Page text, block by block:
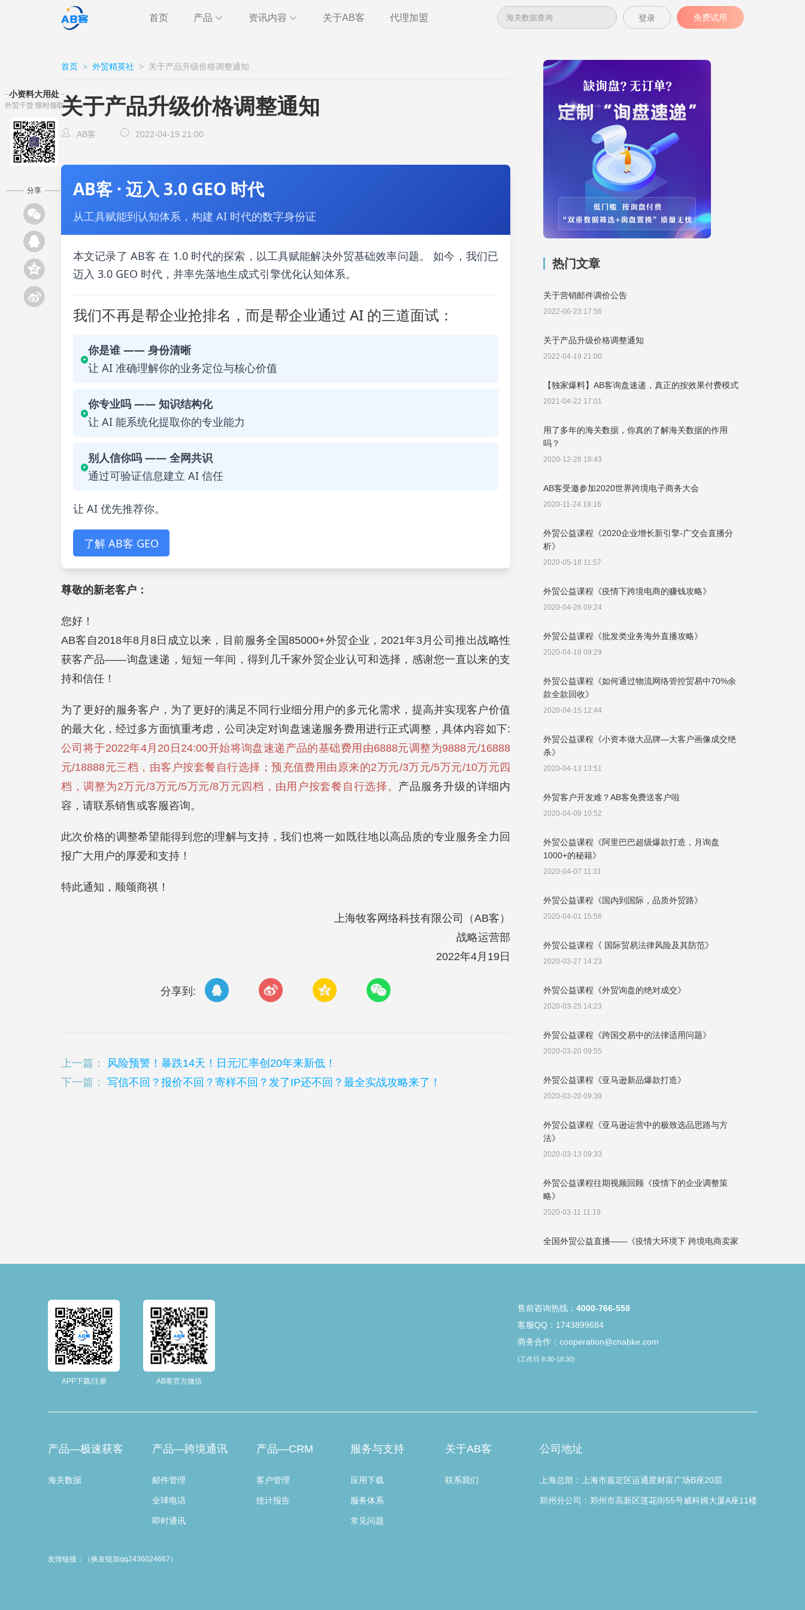
首页 产品 资讯内容 关于AB客 代理加盟 免费试用
登录
首页 > 外贸精英社 > 关于产品升级价格调整通知
关于产品升级价格调整通知
AB客 2022-04-19 21:00
AB客 · 迈入 3.0 GEO 时代
从工具赋能到认知体系，构建 AI 时代的数字身份证
本文记录了 AB客 在 1.0 时代的探索，以工具赋能解决外贸基础效率问题。 如今，我们已
迈入 3.0 GEO 时代，并率先落地生成式引擎优化认知体系。
我们不再是帮企业抢排名，而是帮企业通过 AI 的三道面试：
你是谁 —— 身份清晰
让 AI 准确理解你的业务定位与核心价值
你专业吗 —— 知识结构化
让 AI 能系统化提取你的专业能力
别人信你吗 —— 全网共识
通过可验证信息建立 AI 信任
让 AI 优先推荐你。
了解 AB客 GEO
尊敬的新老客户：
您好！
AB客自2018年8月8日成立以来，目前服务全国85000+外贸企业，2021年3月公司推出战略性
获客产品——询盘速递，短短一年间，得到几千家外贸企业认可和选择，感谢您一直以来的支
持和信任！
为了更好的服务客户，为了更好的满足不同行业细分用户的多元化需求，提高并实现客户价值
的最大化，经过多方面慎重考虑，公司决定对询盘速递服务费用进行正式调整，具体内容如下:
公司将于2022年4月20日24:00开始将询盘速递产品的基础费用由6888元调整为9888元/16888
元/18888元三档，由客户按套餐自行选择；预充值费用由原来的2万元/3万元/5万元/10万元四
档，调整为2万元/3万元/5万元/8万元四档，由用户按套餐自行选择。 产品服务升级的详细内
容，请联系销售或客服咨询。
此次价格的调整希望能得到您的理解与支持，我们也将一如既往地以高品质的专业服务全力回
报广大用户的厚爱和支持！
特此通知，顺颂商祺！
上海牧客网络科技有限公司（AB客）
战略运营部
2022年4月19日
分享到:
上一篇： 风险预警！暴跌14天！日元汇率创20年来新低！
下一篇： 写信不回？报价不回？寄样不回？发了IP还不回？最全实战攻略来了！
热门文章
关于营销邮件调价公告
2022-06-23 17:56
关于产品升级价格调整通知
2022-04-19 21:00
【独家爆料】AB客询盘速递，真正的按效果付费模式
2021-04-22 17:01
用了多年的海关数据，你真的了解海关数据的作用
吗？
2020-12-28 18:43
AB客受邀参加2020世界跨境电子商务大会
2020-11-24 18:16
外贸公益课程《2020企业增长新引擎-广交会直播分
析》
2020-05-18 11:57
外贸公益课程《疫情下跨境电商的赚钱攻略》
2020-04-26 09:24
外贸公益课程《批发类业务海外直播攻略》
2020-04-18 09:29
外贸公益课程《如何通过物流网络管控贸易中70%余
款全款回收》
2020-04-15 12:44
外贸公益课程《小资本做大品牌—大客户画像成交绝
杀》
2020-04-13 13:51
外贸客户开发难？AB客免费送客户啦
2020-04-09 10:52
外贸公益课程《阿里巴巴超级爆款打造，月询盘
1000+的秘籍》
2020-04-07 11:31
外贸公益课程《国内到国际，品质外贸路》
2020-04-01 15:56
外贸公益课程《 国际贸易法律风险及其防范》
2020-03-27 14:23
外贸公益课程《外贸询盘的绝对成交》
2020-03-25 14:23
外贸公益课程《跨国交易中的法律适用问题》
2020-03-20 09:55
外贸公益课程《亚马逊新品爆款打造》
2020-03-20 09:39
外贸公益课程《亚马逊运营中的极致选品思路与方
法》
2020-03-13 09:33
外贸公益课程往期视频回顾《疫情下的企业调整策
略》
2020-03-11 11:19
全国外贸公益直播——《疫情大环境下 跨境电商卖家
小资料大用处
外贸干货 限时领取
分享
APP下载/注册 AB客官方微信
售前咨询热线： 4000-766-558
客服QQ：1743899684
商务合作：cooperation@cnabke.com
(工作日 8:30-18:30)
产品—极速获客
海关数据
产品—跨境通讯
邮件管理
全球电话
即时通讯
产品—CRM
客户管理
统计报告
服务与支持
应用下载
服务体系
常见问题
关于AB客
联系我们
公司地址
上海总部：上海市嘉定区运通星财富广场B座20层
郑州分公司：郑州市高新区莲花街55号威科姆大厦A座11楼
友情链接：（换友链加qq2436024667）